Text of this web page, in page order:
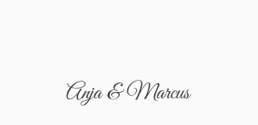
Anja & Marcus